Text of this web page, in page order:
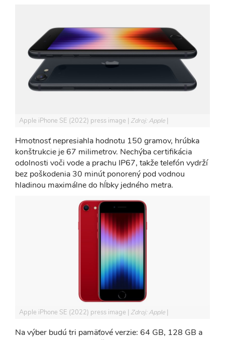
Apple iPhone SE (2022) press image Zdroj: Apple
Hmotnosť nepresiahla hodnotu 150 gramov, hrúbka
konštrukcie je 67 milimetrov. Nechýba certifikácia
odolnosti voči vode a prachu IP67, takže telefón vydrží
bez poškodenia 30 minút ponorený pod vodnou
hladinou maximálne do hĺbky jedného metra.
Apple iPhone SE (2022) press image Zdroj: Apple
Na výber budú tri pamäťové verzie: 64 GB, 128 GB a